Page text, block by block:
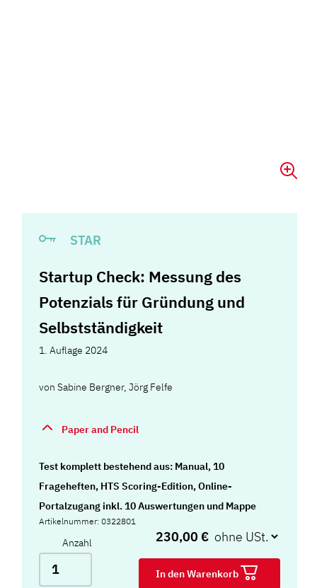
STAR
Startup Check: Messung des
Potenzials für Gründung und
Selbstständigkeit
1. Auflage 2024
vonSabine Bergner,Jörg Felfe
Paper and Pencil
Test komplett bestehend aus: Manual, 10
Frageheften, HTS Scoring-Edition, Online-
Portalzugang inkl. 10 Auswertungen und Mappe
Artikelnummer: 0322801
Anzahl 230,00 €
In den Warenkorb